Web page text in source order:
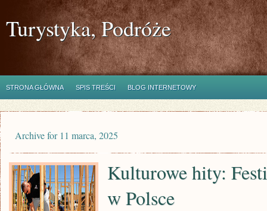
Turystyka, Podróże
STRONA GŁÓWNA SPIS TREŚCI BLOG INTERNETOWY
Archive for 11 marca, 2025
Kulturowe hity:
w Polsce